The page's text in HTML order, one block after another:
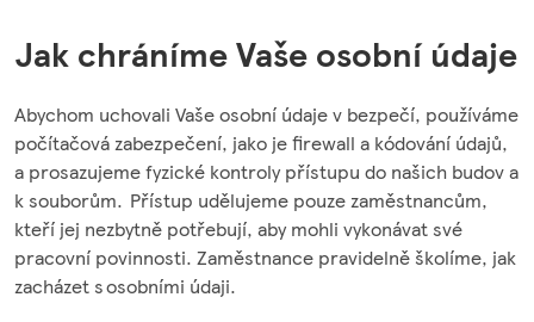
Jak chráníme Vaše osobní údaje
Abychom uchovali Vaše osobní údaje v bezpečí, používáme
počítačová zabezpečení, jako je firewall a kódování údajů,
a prosazujeme fyzické kontroly přístupu do našich budov a
k souborům. Přístup udělujeme pouze zaměstnancům,
kteří jej nezbytně potřebují, aby mohli vykonávat své
pracovní povinnosti. Zaměstnance pravidelně školíme, jak
zacházet s osobními údaji.